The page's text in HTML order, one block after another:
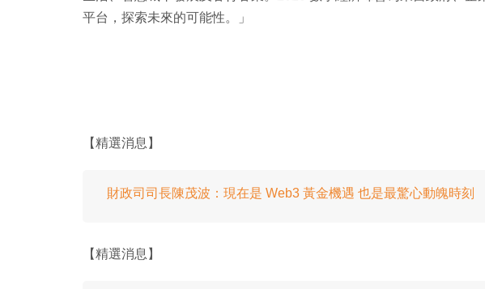
平台，探索未來的可能性。」
【精選消息】
財政司司長陳茂波：現在是 Web3 黃金機遇 也是最驚心動魄時刻
【精選消息】